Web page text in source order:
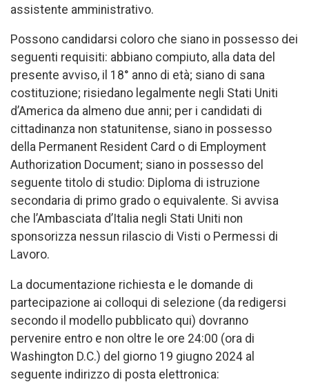
assistente amministrativo.
Possono candidarsi coloro che siano in possesso dei
seguenti requisiti: abbiano compiuto, alla data del
presente avviso, il 18° anno di età; siano di sana
costituzione; risiedano legalmente negli Stati Uniti
d’America da almeno due anni; per i candidati di
cittadinanza non statunitense, siano in possesso
della Permanent Resident Card o di Employment
Authorization Document; siano in possesso del
seguente titolo di studio: Diploma di istruzione
secondaria di primo grado o equivalente. Si avvisa
che l’Ambasciata d’Italia negli Stati Uniti non
sponsorizza nessun rilascio di Visti o Permessi di
Lavoro.
La documentazione richiesta e le domande di
partecipazione ai colloqui di selezione (da redigersi
secondo il modello pubblicato qui) dovranno
pervenire entro e non oltre le ore 24:00 (ora di
Washington D.C.) del giorno 19 giugno 2024 al
seguente indirizzo di posta elettronica: